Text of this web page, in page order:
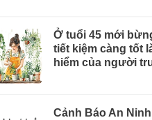
Ở tuổi 45 mới
tiết kiệm càng tốt
hiểm của người
Cảnh Báo An